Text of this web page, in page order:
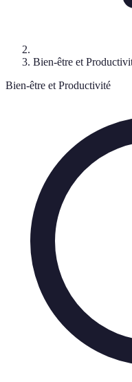
Bien-être et
Bien-être et Productivité